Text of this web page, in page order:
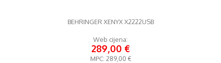
BEHRINGER XENYX X2222USB
Web cijena:
289,00 €
MPC: 289,00 €